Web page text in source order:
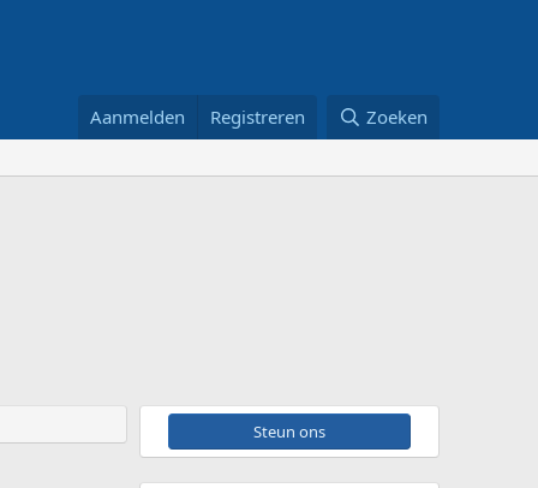
Aanmelden Registreren Zoeken
Steun ons